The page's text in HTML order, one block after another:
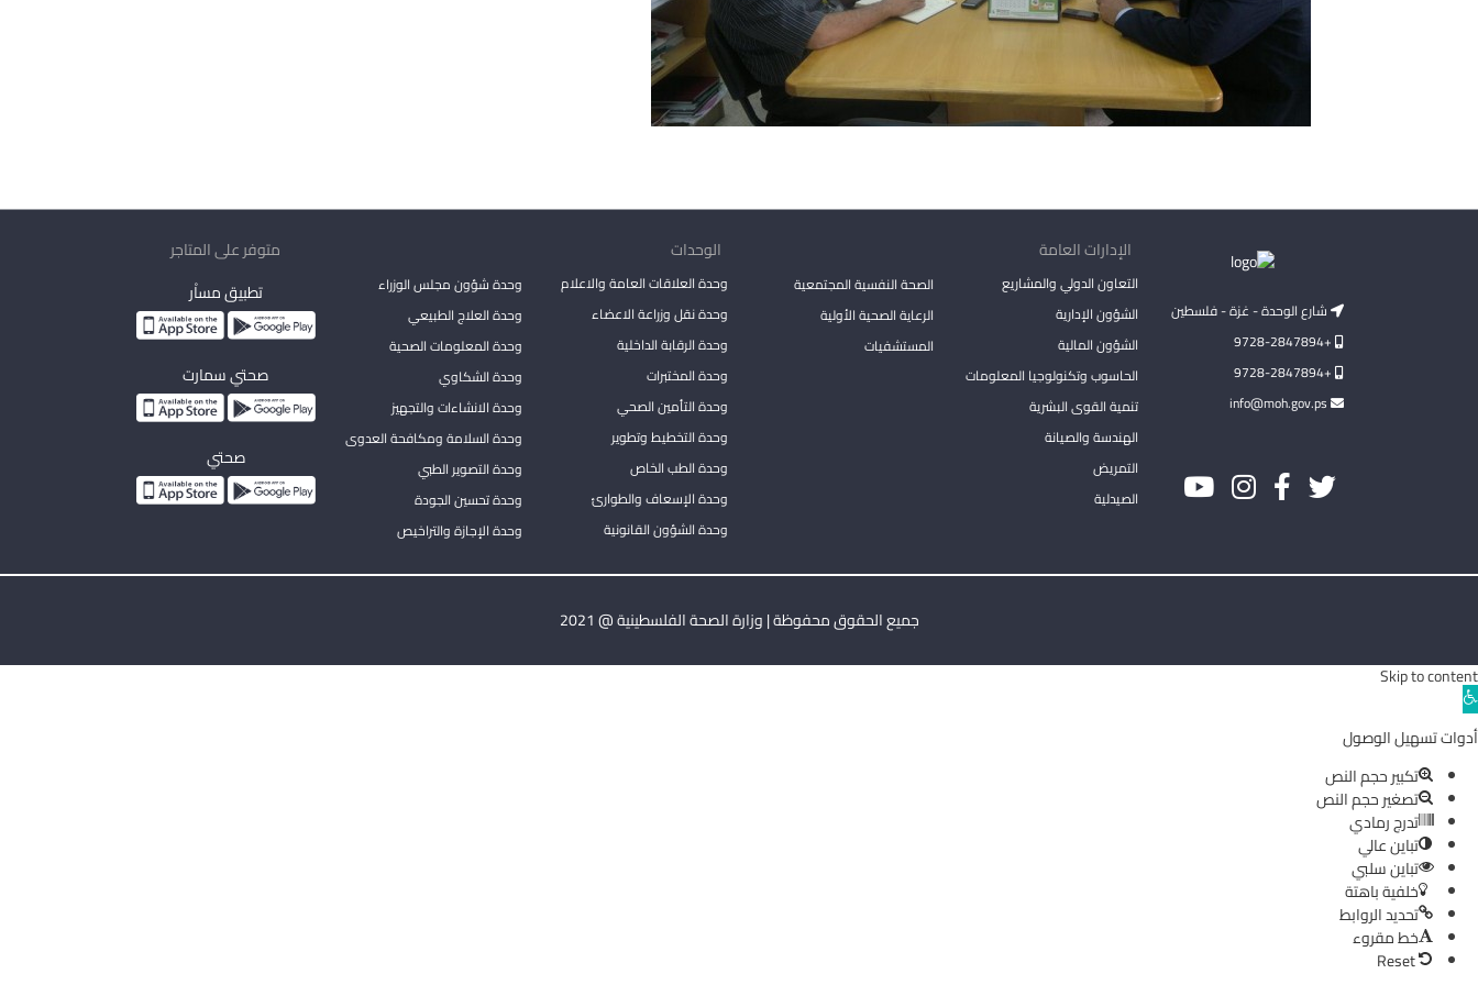
شارع الوحدة - غزة - فلسطين
+9728-2847894
+9728-2847894
الإدارات العامة
التعاون الدولي والمشاريع
الشؤون الإدارية
الشؤون المالية
الحاسوب وتكنولوجيا المعلومات
تنمية القوى البشرية
الهندسة والصيانة
التمريض
الصيدلية
الصحة النفسية المجتمعية
الرعاية الصحية الأولية
المستشفيات
الوحدات
وحدة العلاقات العامة والاعلام
وحدة نقل وزراعة الاعضاء
وحدة الرقابة الداخلية
وحدة المختبرات
وحدة التأمين الصحي
وحدة التخطيط وتطوير
وحدة الطب الخاص
وحدة الإسعاف والطوارئ
وحدة الشؤون القانونية
وحدة شؤون مجلس الوزراء
وحدة العلاج الطبيعي
وحدة المعلومات الصحية
وحدة الشكاوي
وحدة الانشاءات والتجهيز
وحدة السلامة ومكافحة العدوى
وحدة التصوير الطبي
وحدة تحسين الجودة
وحدة الإجازة والتراخيص
متوفر على المتاجر
تطبيق مساْر
صحتي سمارت
صحتي
جميع الحقوق محفوظة | وزارة الصحة الفلسطينية @ 2021
Skip to content
Open
toolbar
أدوات تسهيل الوصول
تكبير حجم النص
تصغير حجم النص
تدرج رمادي
تباين عالي
تباين سلبي
خلفية باهتة
تحديد الروابط
خط مقروء
Reset